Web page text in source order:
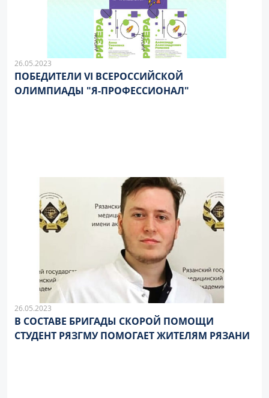
26.05.2023
ПОБЕДИТЕЛИ VI ВСЕРОССИЙСКОЙ
ОЛИМПИАДЫ "Я-ПРОФЕССИОНАЛ"
26.05.2023
В СОСТАВЕ БРИГАДЫ СКОРОЙ ПОМОЩИ
СТУДЕНТ РЯЗГМУ ПОМОГАЕТ ЖИТЕЛЯМ РЯЗАНИ